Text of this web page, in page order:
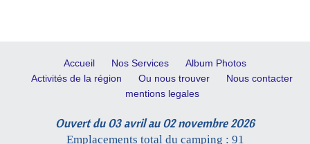
Accueil Nos Services
Album Photos
Activités de la région
Ou nous trouver
Nous contacter
mentions legales
Ouvert du 03 avril au 02 novembre 2026
Emplacements total du camping : 91